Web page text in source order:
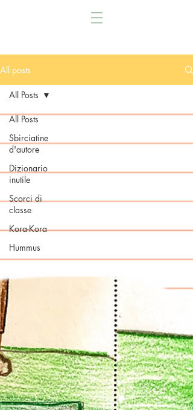
All posts
All Posts
Sbirciatine
d'autore
Dizionario
inutile
Scorci di
classe
Kora-Kora
Hummus
All Posts